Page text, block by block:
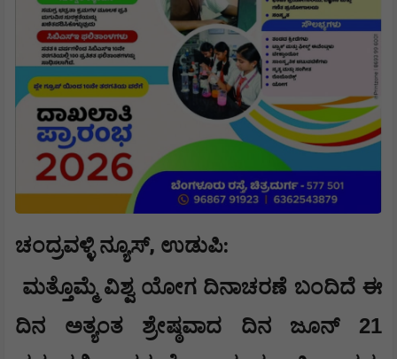
ಚಂದ್ರವಳ್ಳಿ ನ್ಯೂಸ್, ಉಡುಪಿ:
ಮತ್ತೊಮ್ಮೆ ವಿಶ್ವ ಯೋಗ ದಿನಾಚರಣೆ ಬಂದಿದೆ ಈ
ದಿನ ಅತ್ಯಂತ ಶ್ರೇಷ್ಠವಾದ ದಿನ ಜೂನ್‌ 21